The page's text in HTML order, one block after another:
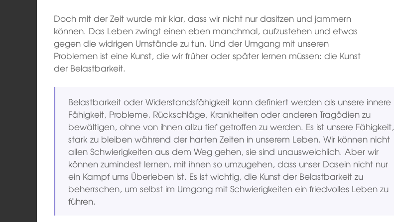
Doch mit der Zeit wurde mir klar, dass wir nicht nur dasitzen und jammern
können. Das Leben zwingt einen eben manchmal, aufzustehen und etwas
gegen die widrigen Umstände zu tun. Und der Umgang mit unseren
Problemen ist eine Kunst, die wir früher oder später lernen müssen: die Kunst
der Belastbarkeit.
Belastbarkeit oder Widerstandsfähigkeit kann definiert werden als unsere innere
Fähigkeit, Probleme, Rückschläge, Krankheiten oder anderen Tragödien zu
bewältigen, ohne von ihnen allzu tief getroffen zu werden. Es ist unsere Fähigkeit,
stark zu bleiben während der harten Zeiten in unserem Leben. Wir können nicht
allen Schwierigkeiten aus dem Weg gehen, sie sind unausweichlich. Aber wir
können zumindest lernen, mit ihnen so umzugehen, dass unser Dasein nicht nur
ein Kampf ums Überleben ist. Es ist wichtig, die Kunst der Belastbarkeit zu
beherrschen, um selbst im Umgang mit Schwierigkeiten ein friedvolles Leben zu
führen.